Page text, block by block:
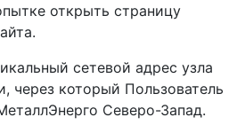
открыть страницу
сетевой адрес узла
через который Пользователь
Северо-Запад.